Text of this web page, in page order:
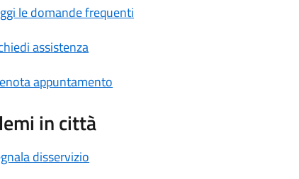
le domande frequenti
assistenza
appuntamento
in città
disservizio